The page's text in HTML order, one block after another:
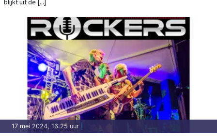
blijkt uit de [...]
17 mei 2024, 16:25 uur